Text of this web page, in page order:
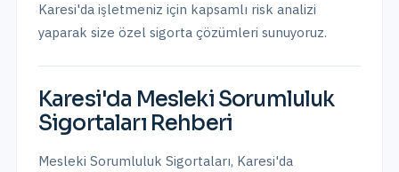
Karesi'da işletmeniz için kapsamlı risk analizi
yaparak size özel sigorta çözümleri sunuyoruz.
Karesi'da Mesleki Sorumluluk
Sigortaları Rehberi
Mesleki Sorumluluk Sigortaları, Karesi'da